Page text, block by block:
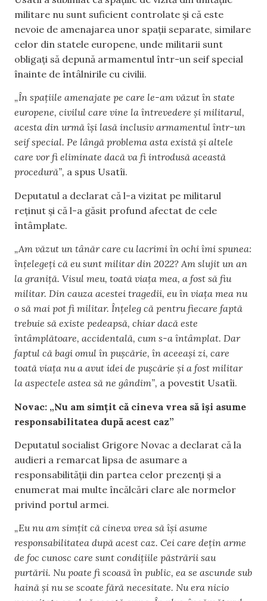
militare nu sunt suficient controlate și că este
nevoie de amenajarea unor spații separate, similare
celor din statele europene, unde militarii sunt
obligați să depună armamentul într-un seif special
înainte de întâlnirile cu civilii.
„În spațiile amenajate pe care le-am văzut în state
europene, civilul care vine la întrevedere și militarul,
acesta din urmă își lasă inclusiv armamentul într-un
seif special. Pe lângă problema asta există și altele
care vor fi eliminate dacă va fi introdusă această
procedură”, a spus Usatîi.
Deputatul a declarat că l-a vizitat pe militarul
reținut și că l-a găsit profund afectat de cele
întâmplate.
„Am văzut un tânăr care cu lacrimi în ochi îmi spunea:
înțelegeți că eu sunt militar din 2022? Am slujit un an
la graniță. Visul meu, toată viața mea, a fost să fiu
militar. Din cauza acestei tragedii, eu în viața mea nu
o să mai pot fi militar. Înțeleg că pentru fiecare faptă
trebuie să existe pedeapsă, chiar dacă este
întâmplătoare, accidentală, cum s-a întâmplat. Dar
faptul că bagi omul în pușcărie, în aceeași zi, care
toată viața nu a avut idei de pușcărie și a fost militar
la aspectele astea să ne gândim”, a povestit Usatîi.
Novac: „Nu am simțit că cineva vrea să își asume
responsabilitatea după acest caz”
Deputatul socialist Grigore Novac a declarat că la
audieri a remarcat lipsa de asumare a
responsabilității din partea celor prezenți și a
enumerat mai multe încălcări clare ale normelor
privind portul armei.
„Eu nu am simțit că cineva vrea să își asume
responsabilitatea după acest caz. Cei care dețin arme
de foc cunosc care sunt condițiile păstrării sau
purtării. Nu poate fi scoasă în public, ea se ascunde sub
haină și nu se scoate fără necesitate. Nu era nicio